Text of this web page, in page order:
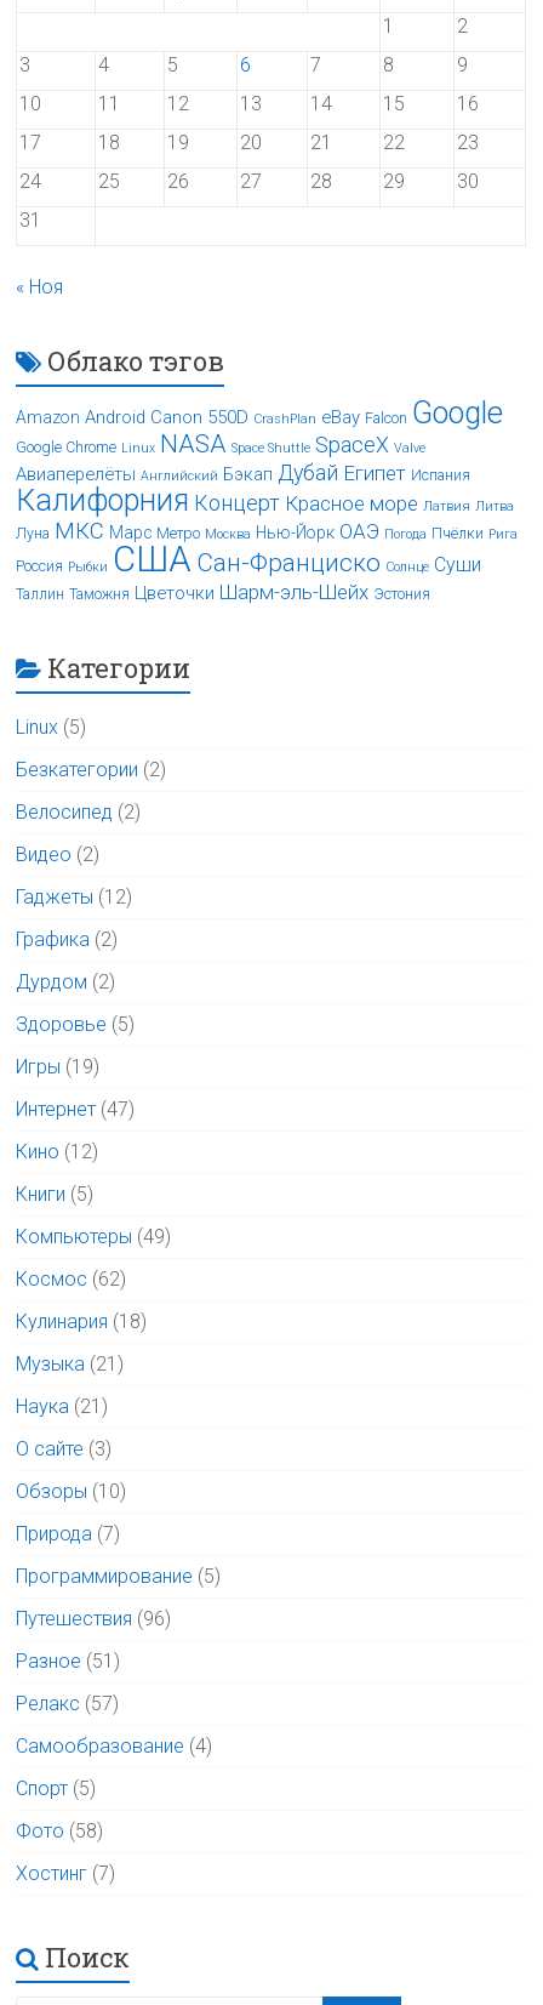
1
2
3
4 5 6 7 8
9
10
11 12 13 14 15
16
17
18 19 20 21 22
23
24
25 26 27 28 29
30
31
« Ноя
Облако тэгов
Amazon Android Canon 550D CrashPlan eBay Falcon Google
Google Chrome Linux NASA Space Shuttle SpaceX Valve
Авиаперелёты Английский Бэкап Дубай Египет Испания
Калифорния Концерт Красное море Латвия Литва
Луна МКС Марс Метро Москва Нью-Йорк ОАЭ Погода Пчёлки Рига
Россия Рыбки США Сан-Франциско Солнце Суши
Таллин Таможня Цветочки Шарм-эль-Шейх Эстония
Категории
Linux (5)
Безкатегории (2)
Велосипед (2)
Видео (2)
Гаджеты (12)
Графика (2)
Дурдом (2)
Здоровье (5)
Игры (19)
Интернет (47)
Кино (12)
Книги (5)
Компьютеры (49)
Космос (62)
Кулинария (18)
Музыка (21)
Наука (21)
О сайте (3)
Обзоры (10)
Природа (7)
Программирование (5)
Путешествия (96)
Разное (51)
Релакс (57)
Самообразование (4)
Спорт (5)
Фото (58)
Хостинг (7)
Поиск